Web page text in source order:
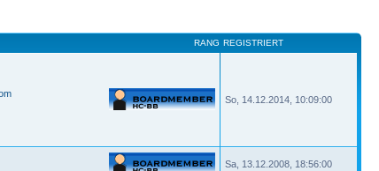
RANG REGISTRIERT
So, 14.12.2014, 10:09:00
Sa, 13.12.2008, 18:56:00